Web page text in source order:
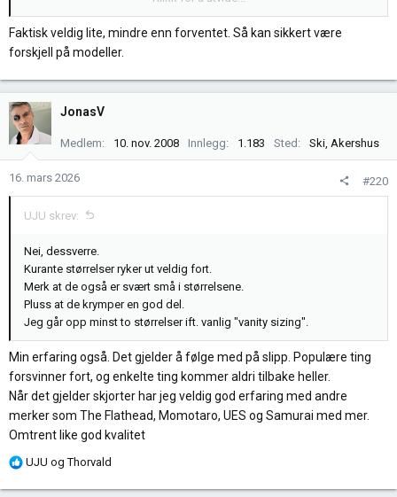
Faktisk veldig lite, mindre enn forventet. Så kan sikkert være
forskjell på modeller.
JonasV
Medlem 10. nov. 2008 Innlegg 1.183 Sted Ski, Akershus
16. mars 2026 #220
UJU skrev:
Nei, dessverre.
Kurante størrelser ryker ut veldig fort.
Merk at de også er svært små i størrelsene.
Pluss at de krymper en god del.
Jeg går opp minst to størrelser ift. vanlig "vanity sizing".
Min erfaring også. Det gjelder å følge med på slipp. Populære ting
forsvinner fort, og enkelte ting kommer aldri tilbake heller.
Når det gjelder skjorter har jeg veldig god erfaring med andre
merker som The Flathead, Momotaro, UES og Samurai med mer.
Omtrent like god kvalitet
R
UJU ogThorvald